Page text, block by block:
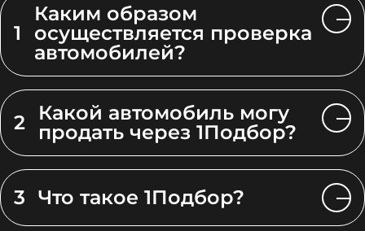
1
Каким образом
осуществляется проверка
автомобилей?
2
Какой автомобиль могу
продать через 1Подбор?
3 Что такое 1Подбор?